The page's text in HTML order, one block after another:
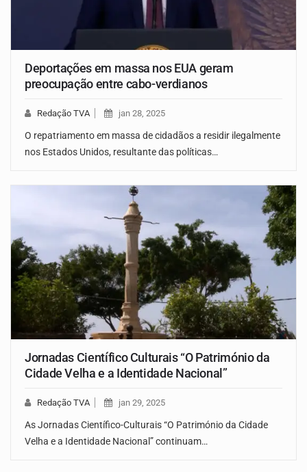
Deportações em massa nos EUA geram
preocupação entre cabo-verdianos
Redação TVA jan 28, 2025
O repatriamento em massa de cidadãos a residir ilegalmente
nos Estados Unidos, resultante das políticas…
Jornadas Científico Culturais “O Património da
Cidade Velha e a Identidade Nacional”
Redação TVA jan 29, 2025
As Jornadas Científico-Culturais “O Património da Cidade
Velha e a Identidade Nacional” continuam…